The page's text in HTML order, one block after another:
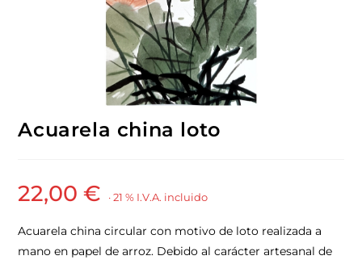
Acuarela china loto
22,00€ · 21 % I.V.A. incluido
Acuarela china circular con motivo de loto realizada a
mano en papel de arroz. Debido al carácter artesanal de